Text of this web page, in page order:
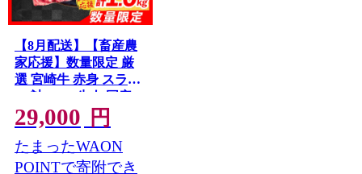
【8月配送】【畜産農
家応援】数量限定 厳
選 宮崎牛 赤身 スライ
ス 計1.6kg 牛肉 国産
すき焼き BBQ 人気 黒
毛和牛 肩ウデ モモ し
ゃぶしゃぶ A4 A5 等
級 ギフト 贈答 小分け
29,000 円
たまったWAON
POINTで寄附でき